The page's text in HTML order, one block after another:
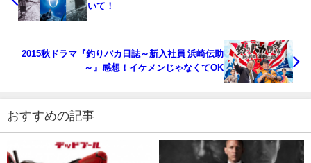
いて！
2015秋ドラマ『釣りバカ日誌～新入社員 浜崎伝助
～』感想！イケメンじゃなくてOK
おすすめの記事